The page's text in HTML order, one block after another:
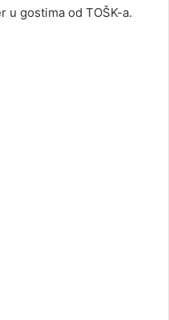
u gostima od TOŠK-a.